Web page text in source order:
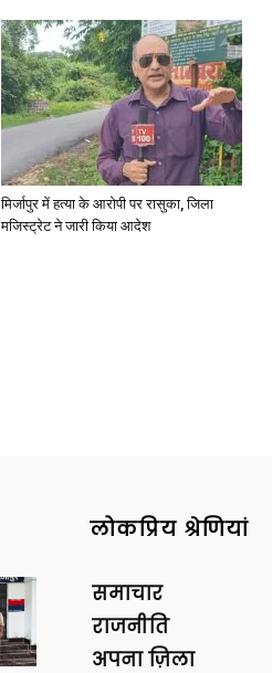
मिर्जापुर में हत्या के आरोपी पर रासुका, जिला
मजिस्ट्रेट ने जारी किया आदेश
लोकप्रिय श्रेणियां
समाचार
राजनीति
अपना ज़िला